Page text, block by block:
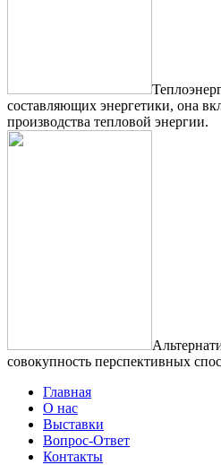
составляющих энергетики, она
производства тепловой энергии.
совокупность перспективных
Главная
О нас
Выставки
Вопрос-Ответ
Контакты